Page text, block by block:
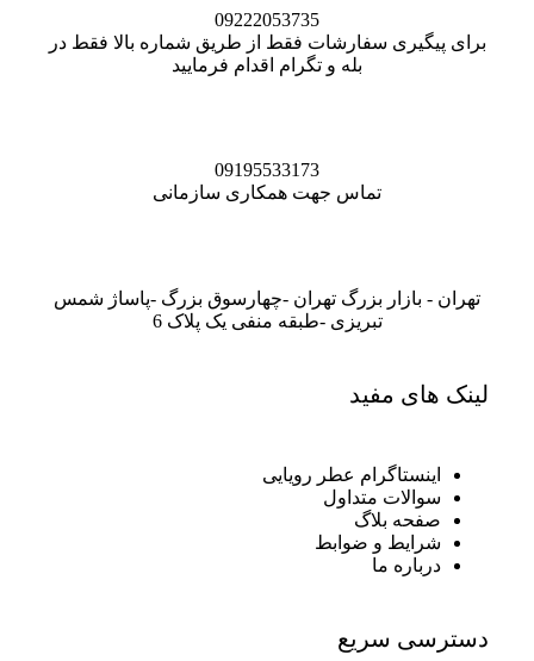
09222053735
برای پیگیری سفارشات فقط از طریق شماره بالا فقط در
بله و تگرام اقدام فرمایید
09195533173
تماس جهت همکاری سازمانی
تهران - بازار بزرگ تهران -چهارسوق بزرگ -پاساژ شمس
تبریزی -طبقه منفی یک پلاک 6
لینک های مفید
اینستاگرام عطر رویایی
سوالات متداول
صفحه بلاگ
شرایط و ضوابط
درباره ما
دسترسی سریع